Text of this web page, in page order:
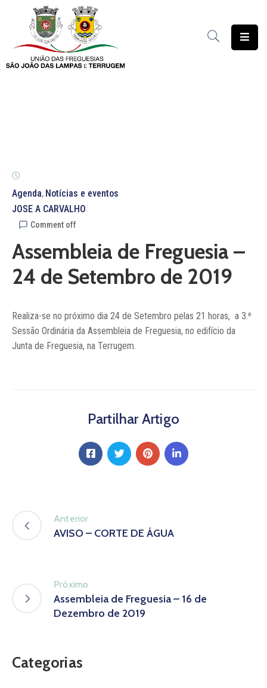
União
das
Património
Documentação
Serviços
Notícias
Agenda‚ Notícias e eventos
JOSE A CARVALHO
Comment off
Assembleia de Freguesia –
24 de Setembro de 2019
Realiza-se no próximo dia 24 de Setembro pelas 21 horas, a 3.º
Sessão Ordinária da Assembleia de Freguesia, no edifício da
Junta de Freguesia, na Terrugem.
Partilhar Artigo
Anterior
AVISO – CORTE DE ÁGUA
Próximo
Assembleia de Freguesia – 16 de
Dezembro de 2019
Categorias